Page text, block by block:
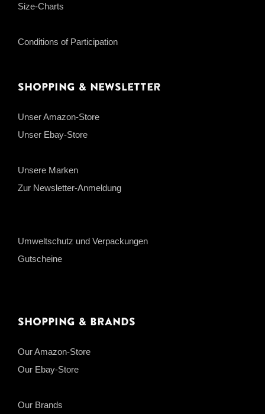
Size-Charts
Conditions of Participation
Shopping & Newsletter
Unser Amazon-Store
Unser Ebay-Store
Unsere Marken
Zur Newsletter-Anmeldung
Umweltschutz und Verpackungen
Gutscheine
Shopping & Brands
Our Amazon-Store
Our Ebay-Store
Our Brands